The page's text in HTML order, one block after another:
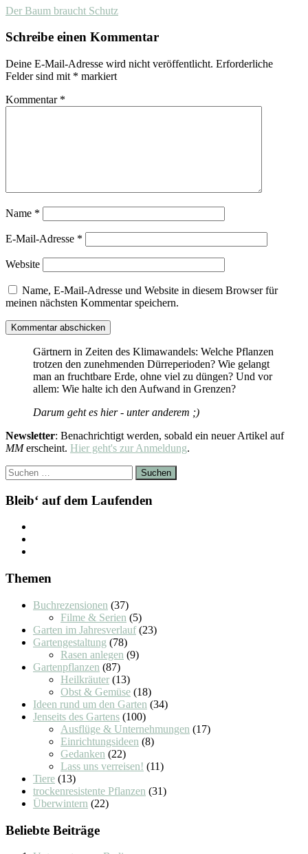
Der Baum braucht Schutz
Schreibe einen Kommentar
Deine E-Mail-Adresse wird nicht veröffentlicht. Erforderliche
Felder sind mit * markiert
Kommentar *
Name *
E-Mail-Adresse *
Website
Name, E-Mail-Adresse und Website in diesem Browser für
meinen nächsten Kommentar speichern.
Gärtnern in Zeiten des Klimawandels: Welche Pflanzen
trotzen den zunehmenden Dürreperioden? Wie gelangt
man an fruchtbare Erde, ohne viel zu düngen? Und vor
allem: Wie halte ich den Aufwand in Grenzen?
Darum geht es hier - unter anderem ;)
Newsletter: Benachrichtigt werden, sobald ein neuer Artikel auf
MMerscheint. Hier geht's zur Anmeldung.
Suchen
nach:
Bleib‘ auf dem Laufenden
Themen
Buchrezensionen (37)
Filme & Serien (5)
Garten im Jahresverlauf(23)
Gartengestaltung (78)
Rasen anlegen (9)
Gartenpflanzen (87)
Heilkräuter (13)
Obst & Gemüse (18)
Ideen rund um den Garten (34)
Jenseits des Gartens (100)
Ausflüge & Unternehmungen (17)
Einrichtungsideen (8)
Gedanken (22)
Lass uns verreisen! (11)
Tiere (13)
trockenresistente Pflanzen (31)
Überwintern (22)
Beliebte Beiträge